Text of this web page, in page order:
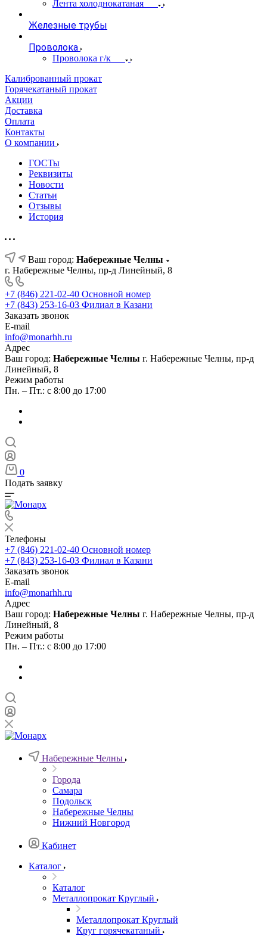
Лента холоднокатаная
Железные трубы
Проволока
Проволока г/к
Калиброванный прокат
Горячекатаный прокат
Акции
Доставка
Оплата
Контакты
О компании
ГОСТы
Реквизиты
Новости
Статьи
Отзывы
История
Ваш город: Набережные Челны
г. Набережные Челны, пр-д Линейный, 8
+7 (846) 221-02-40 Основной номер
+7 (843) 253-16-03 Филиал в Казани
Заказать звонок
E-mail
info@monarhh.ru
Адрес
Ваш город: Набережные Челны г. Набережные Челны, пр-д
Линейный, 8
Режим работы
Пн. – Пт.: с 8:00 до 17:00
0
Подать заявку
Телефоны
+7 (846) 221-02-40 Основной номер
+7 (843) 253-16-03 Филиал в Казани
Заказать звонок
E-mail
info@monarhh.ru
Адрес
Ваш город: Набережные Челны г. Набережные Челны, пр-д
Линейный, 8
Режим работы
Пн. – Пт.: с 8:00 до 17:00
Набережные Челны
Города
Самара
Подольск
Набережные Челны
Нижний Новгород
Кабинет
Каталог
Каталог
Металлопрокат Круглый
Металлопрокат Круглый
Круг горячекатаный